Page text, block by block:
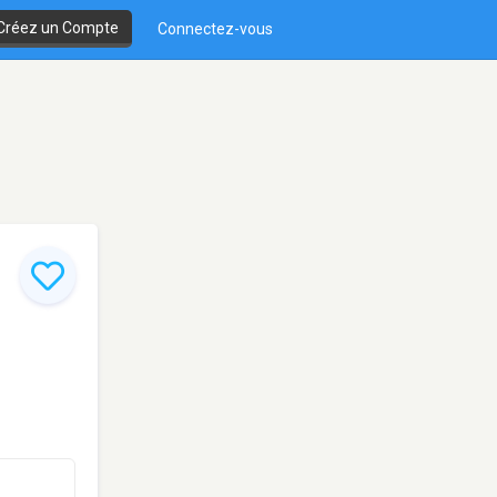
un Compte Connectez-vous